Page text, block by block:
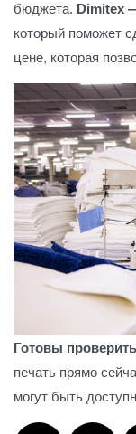
бюджета. Dimitex
который поможет
цене, которая
Готовы
печать прямо
могут быть